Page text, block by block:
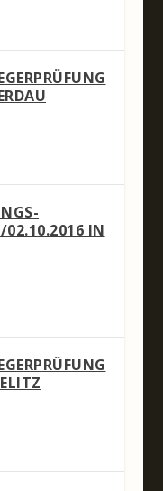
02.10.2016 IN